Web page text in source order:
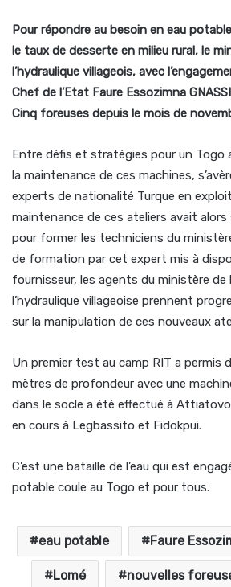
Pour répondre au besoin en eau
le taux de desserte en milieu rural, le
l’hydraulique villageois, avec
Chef de l’Etat Faure Essozimna
Cinq foreuses depuis le mois de
Entre défis et stratégies pour un Togo
la maintenance de ces machines,
experts de nationalité Turque en
maintenance de ces ateliers avait alors
pour former les techniciens du
de formation par cet expert mis à
fournisseur, les agents du ministère de
l’hydraulique villageoise prennent
sur la manipulation de ces nouveaux
Un premier test au camp RIT a permis
mètres de profondeur avec une
dans le socle a été effectué à
en cours à Legbassito et Fidokpui.
C’est une bataille de l’eau qui est
potable coule au Togo et pour tous.
eau potable Faure
Lomé nouvelles